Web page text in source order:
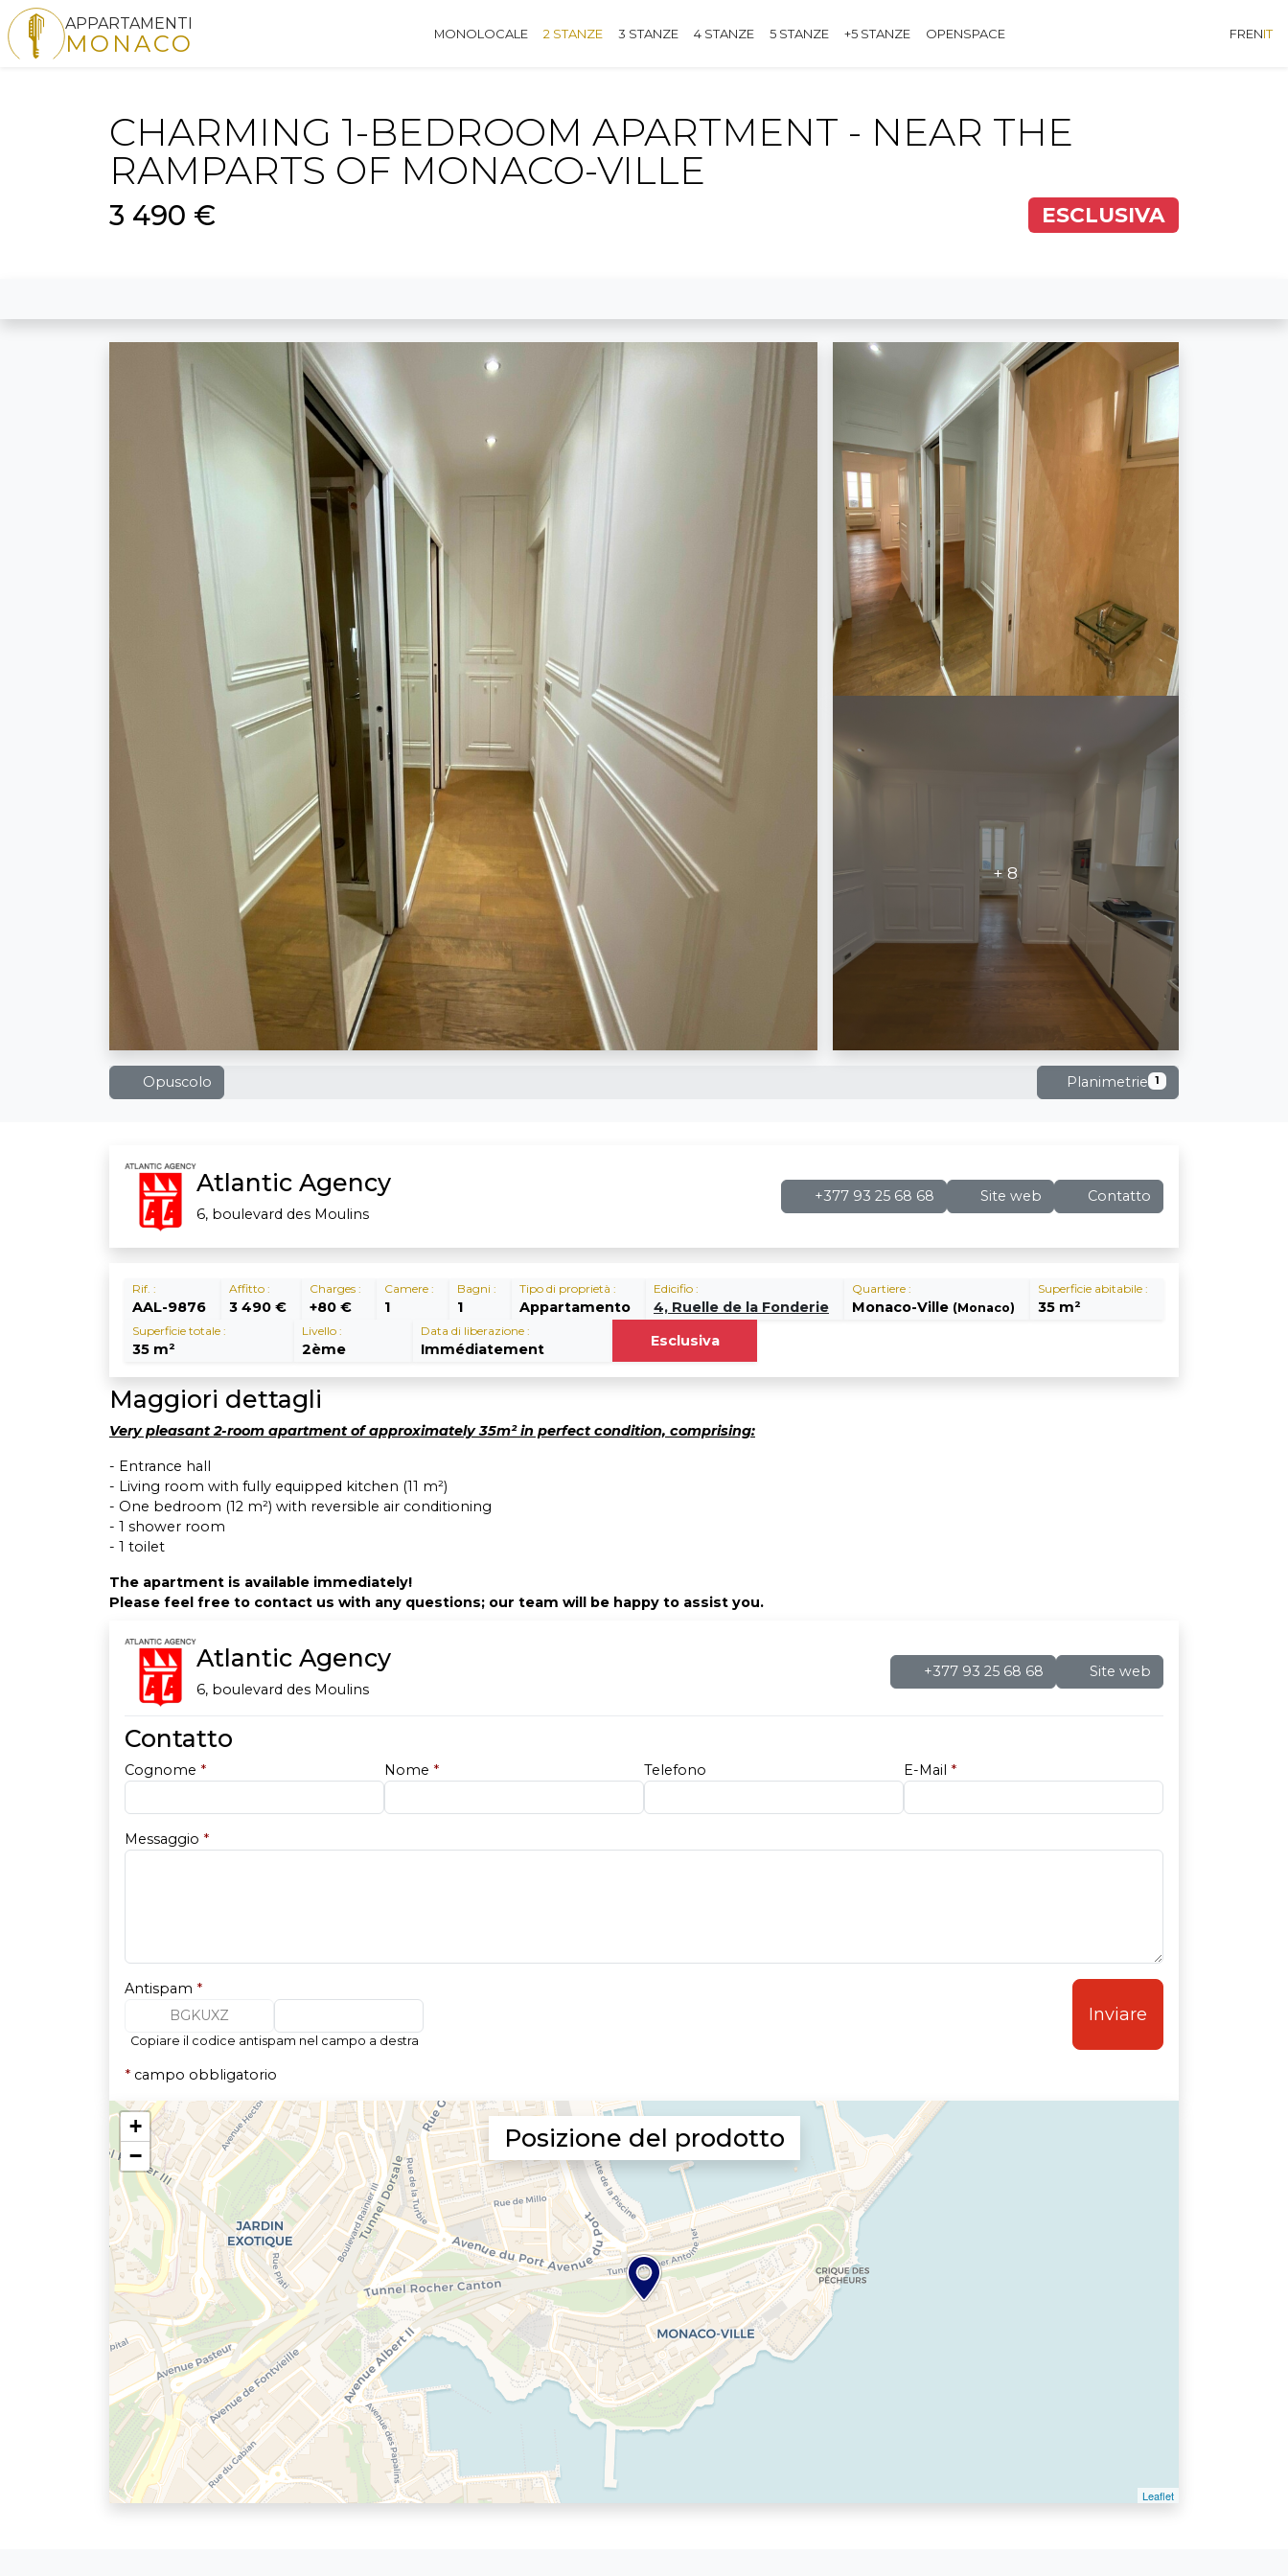
APPARTAMENTI
MONACO MONOLOCALE 2 STANZE 3 STANZE 4 STANZE 5 STANZE +5 STANZE OPENSPACE FRENIT
CHARMING 1-BEDROOM APARTMENT - NEAR THE
RAMPARTS OF MONACO-VILLE
3 490 € ESCLUSIVA
+ 8
Opuscolo Planimetrie 1
Atlantic Agency
6, boulevard des Moulins
+377 93 25 68 68 Site web Contatto
Rif. :
AAL-9876
Affitto :
3 490 €
Charges :
+80 €
Camere :
1
Bagni :
1
Tipo di proprietà :
Appartamento
Edicifio :
4, Ruelle de la Fonderie
Quartiere :
Monaco-Ville (Monaco)
Superficie abitabile :
35 m²
Superficie totale :
35 m²
Livello :
2ème
Data di liberazione :
Immédiatement Esclusiva
Maggiori dettagli
Very pleasant 2-room apartment of approximately 35m² in perfect condition, comprising:
- Entrance hall
- Living room with fully equipped kitchen (11 m²)
- One bedroom (12 m²) with reversible air conditioning
- 1 shower room
- 1 toilet
The apartment is available immediately!
Please feel free to contact us with any questions; our team will be happy to assist you.
Atlantic Agency
6, boulevard des Moulins
+377 93 25 68 68 Site web
Contatto
Cognome * Nome * Telefono E-Mail *
Messaggio *
Antispam *
BGKUXZ
Copiare il codice antispam nel campo a destra
Inviare
* campo obbligatorio
Posizione del prodotto